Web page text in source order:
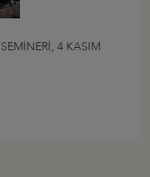
4 KASIM